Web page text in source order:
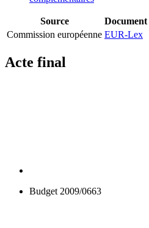
Source Document
Commission européenne EUR-Lex
Acte final
Budget 2009/0663